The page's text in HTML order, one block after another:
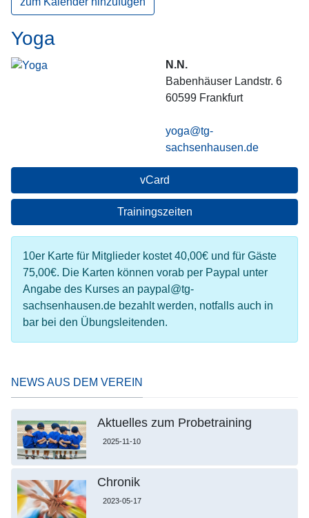
Yoga
N.N.
Babenhäuser Landstr. 6
60599 Frankfurt
yoga@tg-
sachsenhausen.de
vCard
Trainingszeiten
10er Karte für Mitglieder kostet 40,00€ und für Gäste
75,00€. Die Karten können vorab per Paypal unter
Angabe des Kurses an paypal@tg-
sachsenhausen.de bezahlt werden, notfalls auch in
bar bei den Übungsleitenden.
NEWS AUS DEM VEREIN
Aktuelles zum Probetraining
2025-11-10
Chronik
2023-05-17